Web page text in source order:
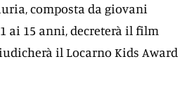
composta da giovani
ai 15 anni, decreterà il film
il Locarno Kids Award